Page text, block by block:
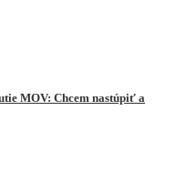
MOV: Chcem nastúpiť a